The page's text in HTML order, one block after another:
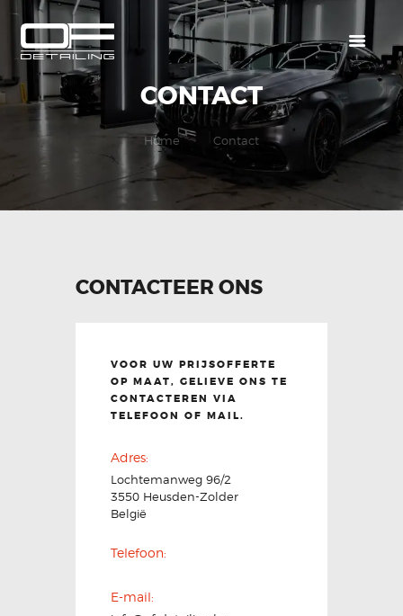
CONTACT
Home Contact
HOME
OVER ONS
SERVICES
WALL OF FAME
CONTACTEER ONS
VOOR UW PRIJSOFFERTE
OP MAAT, GELIEVE ONS TE
CONTACTEREN VIA
TELEFOON OF MAIL.
Adres:
Lochtemanweg 96/2
3550 Heusden-Zolder
België
Telefoon:
E-mail: